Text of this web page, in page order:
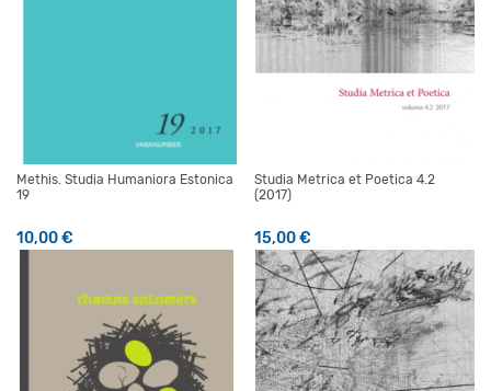
Methis. Studia Humaniora Estonica
19
10,00€
Studia Metrica et Poetica 4.2
(2017)
15,00€